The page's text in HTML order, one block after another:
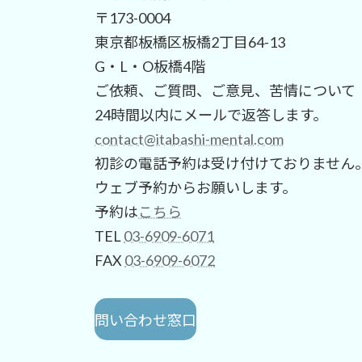
〒173-0004
東京都板橋区板橋2丁目64-13
G・L・O板橋4階
ご依頼、ご質問、ご意見、苦情について
24時間以内にメールで返答します。
contact@itabashi-mental.com
初診の電話予約は受け付けておりません
ウェブ予約からお願いします。
予約はこちら
TEL 03-6909-6071
FAX 03-6909-6072
問い合わせ窓口